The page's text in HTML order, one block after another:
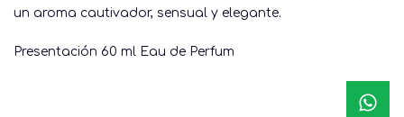
un aroma cautivador, sensual y elegante.
Presentación 60 ml Eau de Perfum